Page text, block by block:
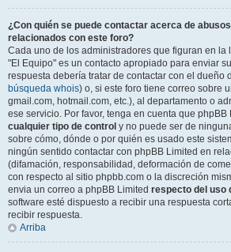
¿Con quién se puede contactar acerca de
relacionados con este foro?
Cada uno de los administradores que figuran en la
"El Equipo" es un contacto apropiado para enviar
respuesta debería tratar de contactar con el dueño
búsqueda whois) o, si este foro tiene correo sobre
gmail.com, hotmail.com, etc.), al departamento o
ese servicio. Por favor, tenga en cuenta que phpBB
cualquier tipo de control y no puede ser de
sobre cómo, dónde o por quién es usado este
ningún sentido contactar con phpBB Limited en
(difamación, responsabilidad, deformación de
con respecto al sitio phpbb.com o la discreción
envia un correo a phpBB Limited respecto del uso
software esté dispuesto a recibir una respuesta
recibir respuesta.
Arriba